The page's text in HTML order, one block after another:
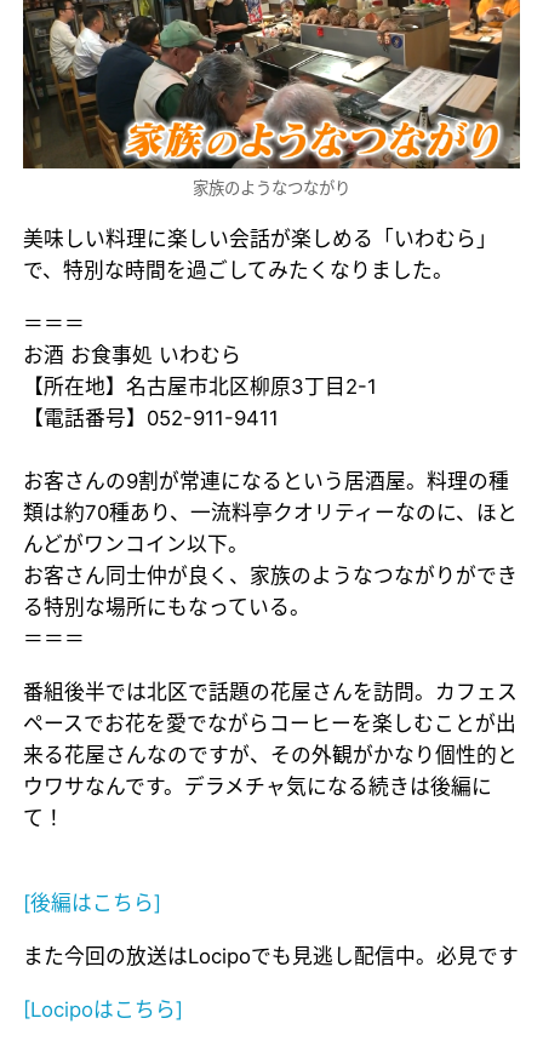
家族のようなつながり
美味しい料理に楽しい会話が楽しめる「いわむら」
で、特別な時間を過ごしてみたくなりました。
＝＝＝
お酒 お食事処 いわむら
【所在地】名古屋市北区柳原3丁目2-1
【電話番号】052-911-9411
お客さんの9割が常連になるという居酒屋。料理の種
類は約70種あり、一流料亭クオリティーなのに、ほと
んどがワンコイン以下。
お客さん同士仲が良く、家族のようなつながりができ
る特別な場所にもなっている。
＝＝＝
番組後半では北区で話題の花屋さんを訪問。カフェス
ペースでお花を愛でながらコーヒーを楽しむことが出
来る花屋さんなのですが、その外観がかなり個性的と
ウワサなんです。デラメチャ気になる続きは後編に
て！
[後編はこちら]
また今回の放送はLocipoでも見逃し配信中。必見です
[Locipoはこちら]